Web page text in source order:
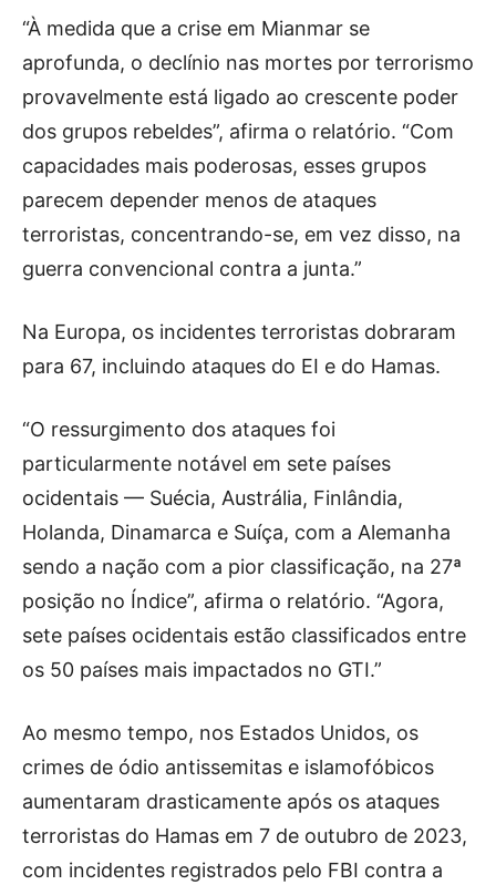
“À medida que a crise em Mianmar se
aprofunda, o declínio nas mortes por terrorismo
provavelmente está ligado ao crescente poder
dos grupos rebeldes”, afirma o relatório. “Com
capacidades mais poderosas, esses grupos
parecem depender menos de ataques
terroristas, concentrando-se, em vez disso, na
guerra convencional contra a junta.”
Na Europa, os incidentes terroristas dobraram
para 67, incluindo ataques do EI e do Hamas.
“O ressurgimento dos ataques foi
particularmente notável em sete países
ocidentais — Suécia, Austrália, Finlândia,
Holanda, Dinamarca e Suíça, com a Alemanha
sendo a nação com a pior classificação, na 27ª
posição no Índice”, afirma o relatório. “Agora,
sete países ocidentais estão classificados entre
os 50 países mais impactados no GTI.”
Ao mesmo tempo, nos Estados Unidos, os
crimes de ódio antissemitas e islamofóbicos
aumentaram drasticamente após os ataques
terroristas do Hamas em 7 de outubro de 2023,
com incidentes registrados pelo FBI contra a